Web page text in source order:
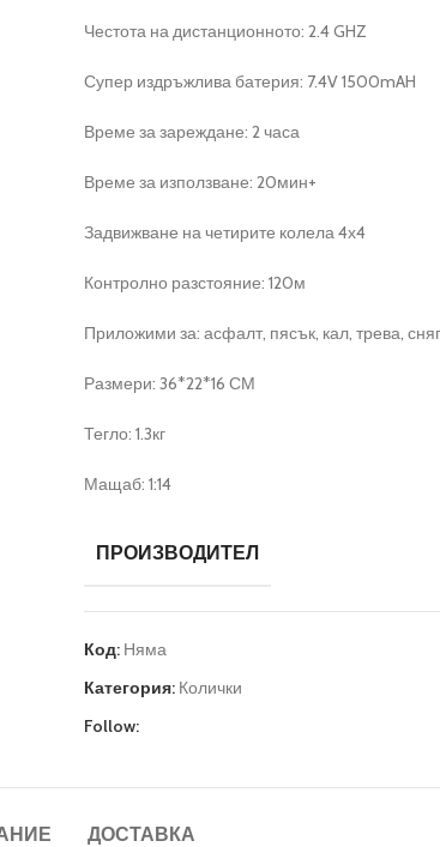
Честота на дистанционното: 2.4 GHZ
Супер издръжлива батерия: 7.4V 1500mAH
Време за зареждане: 2 часа
Време за използване: 20мин+
Задвижване на четирите колела 4х4
Контролно разстояние: 120м
Приложими за: асфалт, пясък, кал, трева, сняг
Размери: 36*22*16 СМ
Тегло: 1.3кг
Мащаб: 1:14
ПРОИЗВОДИТЕЛ
Код: Няма
Категория: Колички
Follow:
ДОСТАВКА